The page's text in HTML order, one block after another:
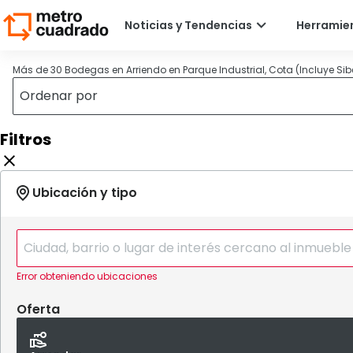
Más de 30 Bodegas en Arriendo en Parque Industrial, Cota (Incluye
Filtros
Error obteniendo ubicaciones
Oferta